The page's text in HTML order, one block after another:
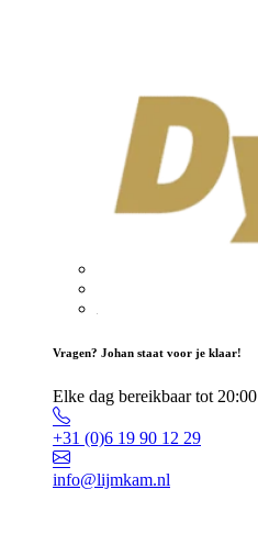
Vragen? Johan staat voor je klaar!
Elke dag bereikbaar tot 20:00
+31 (0)6 19 90 12 29
info@lijmkam.nl